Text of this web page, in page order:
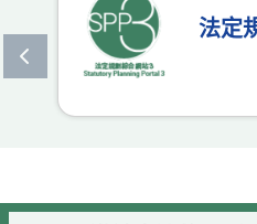
法定
上一個